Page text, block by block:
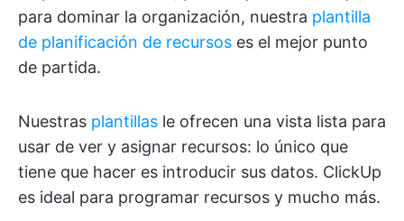
para dominar la organización, nuestra plantilla
de planificación de recursos es el mejor punto
de partida.
Nuestras plantillas le ofrecen una vista lista para
usar de ver y asignar recursos: lo único que
tiene que hacer es introducir sus datos. ClickUp
es ideal para programar recursos y mucho más.